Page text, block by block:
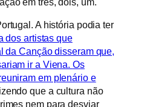
A história podia ter
dos artistas que
da Canção disseram que,
ir a Viena.Os
em plenário e
que a cultura não
nem para desviar